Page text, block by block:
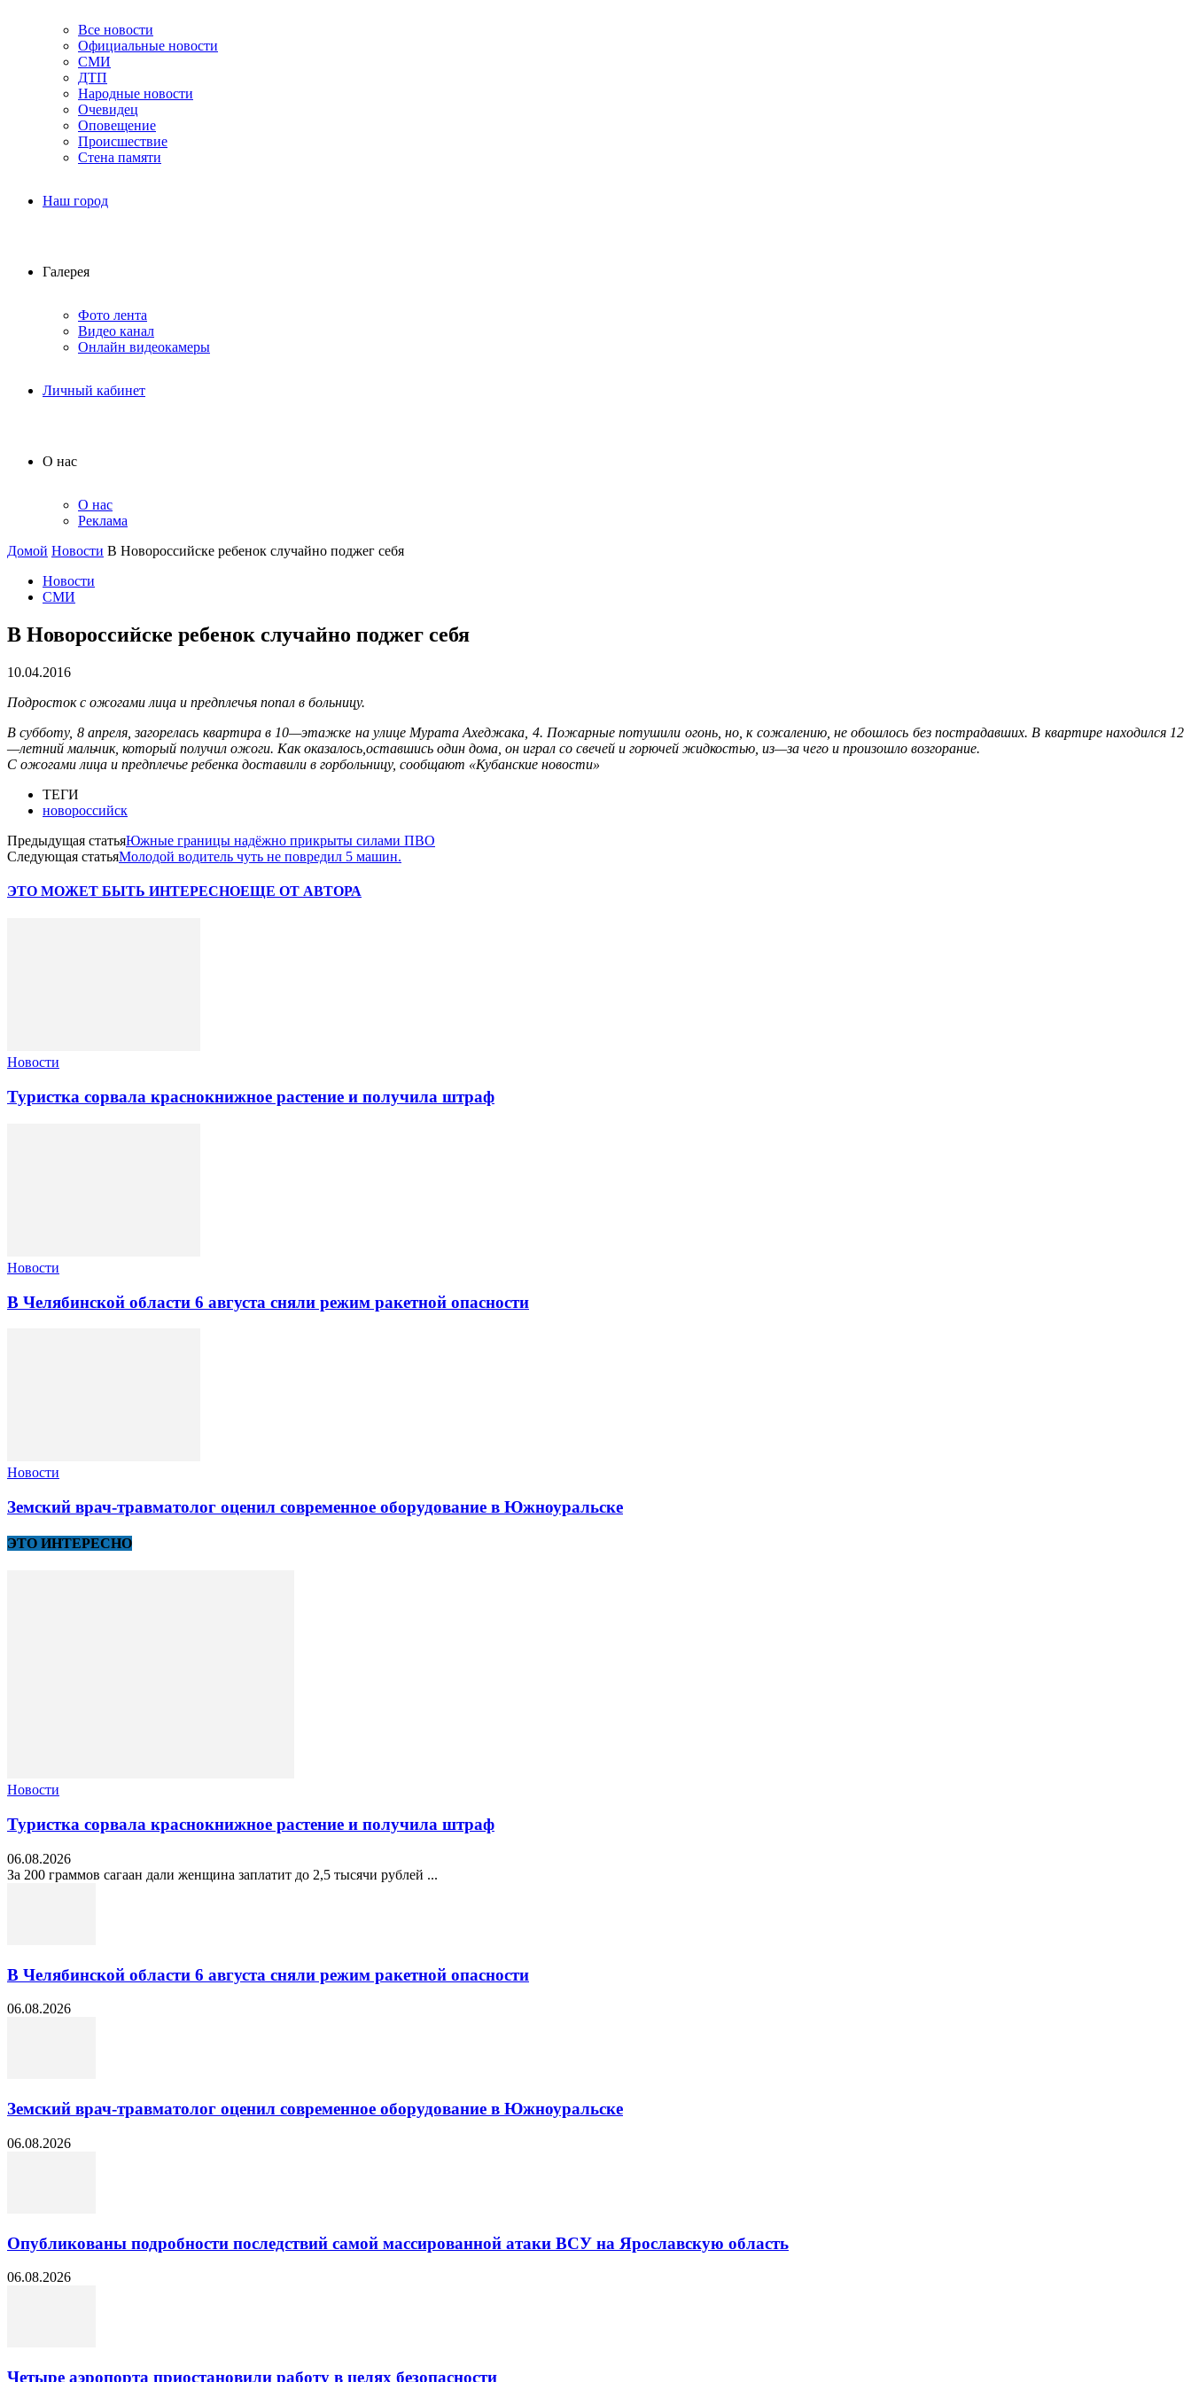
Все новости
Официальные новости
СМИ
ДТП
Народные новости
Очевидец
Оповещение
Происшествие
Стена памяти
Наш город
Галерея
Фото лента
Видео канал
Онлайн видеокамеры
Личный кабинет
О нас
О нас
Реклама
Домой Новости В Новороссийске ребенок случайно поджег себя
Новости
СМИ
В Новороссийске ребенок случайно поджег себя
10.04.2016
Подросток с ожогами лица и предплечья попал в больницу.
В субботу, 8 апреля,загорелась квартира в 10—этажке на улице Мурата Ахеджака 4. Пожарные потушили огонь, но ,к сожалению, не обошлось без пострадавших. В квартире находился 12
—летний мальчик, который получил ожоги. Как оказалось оставшись один дома он играл со свечей и горючей жидкостью из—за чего и произошло возгорание.
С ожогами лица и предплечье ребенка доставили в горбольницу, сообщают «Кубанские новости»
ТЕГИ
новороссийск
Предыдущая статьяЮжные границы надёжно прикрыты силами ПВО
Следующая статьяМолодой водитель чуть не повредил 5 машин.
ЭТО МОЖЕТ БЫТЬ ИНТЕРЕСНОЕЩЕ ОТ АВТОРА
Новости
Туристка сорвала краснокнижное растение и получила штраф
Новости
В Челябинской области 6 августа сняли режим ракетной опасности
Новости
Земский врач-травматолог оценил современное оборудование в Южноуральске
ЭТО ИНТЕРЕСНО
Новости
Туристка сорвала краснокнижное растение и получила штраф
06.08.2026
За 200 граммов сагаан дали женщина заплатит до 2,5 тысячи рублей ...
В Челябинской области 6 августа сняли режим ракетной опасности
06.08.2026
Земский врач-травматолог оценил современное оборудование в Южноуральске
06.08.2026
Опубликованы подробности последствий самой массированной атаки ВСУ на Ярославскую область
06.08.2026
Четыре аэропорта приостановили работу в целях безопасности